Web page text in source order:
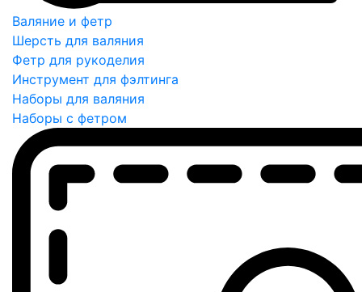
Валяние и фетр
Шерсть для валяния
Фетр для рукоделия
Инструмент для фэлтинга
Наборы для валяния
Наборы с фетром